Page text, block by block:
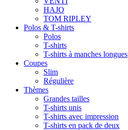
HAJO
TOM RIPLEY
Polos & T-shirts
Polos
T-shirts
T-shirts à manches longues
Coupes
Slim
Régulière
Thèmes
Grandes tailles
T-shirts unis
T-shirts avec impression
T-shirts en pack de deux